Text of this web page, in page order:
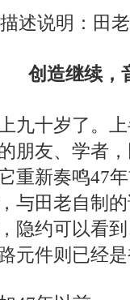
述说明：田
创造继续，
九十岁了。
朋友、学者
重新奏鸣47
与田老自制
隐约可以看
元件则已经